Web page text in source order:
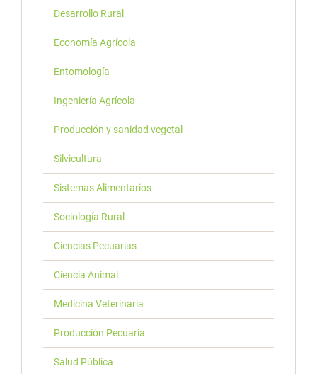
Desarrollo Rural
Economía Agrícola
Entomología
Ingeniería Agrícola
Producción y sanidad vegetal
Silvicultura
Sistemas Alimentarios
Sociología Rural
Ciencias Pecuarias
Ciencia Animal
Medicina Veterinaria
Producción Pecuaria
Salud Pública